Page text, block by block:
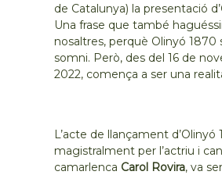
de Catalunya) la presentació
Una frase que també
nosaltres, perquè Olinyó 1870
somni. Però, des del 16 de
2022, comença a ser una
L’acte de llançament
magistralment per l’actriu i
camarlenca Carol Rovira, va